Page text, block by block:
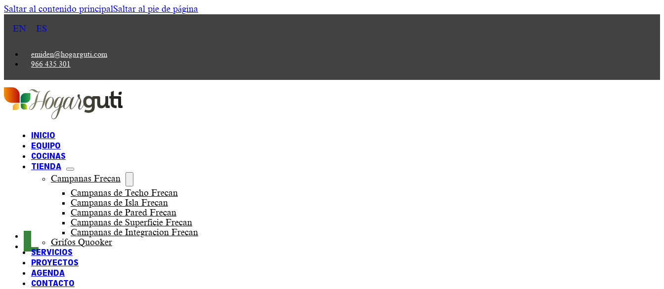
Saltar al contenido principalSaltar al pie de página
EN
ES
emiden@hogarguti.com
966 435 301
INICIO
EQUIPO
COCINAS
TIENDA
Campanas Frecan
Campanas de Techo Frecan
Campanas de Isla Frecan
Campanas de Pared Frecan
Campanas de Superficie Frecan
Campanas de Integracion Frecan
Grifos Quooker
SERVICIOS
PROYECTOS
AGENDA
CONTACTO